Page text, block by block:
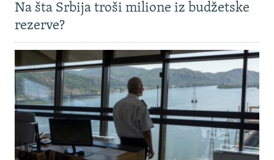
Na šta Srbija troši milione iz budžetske
rezerve?